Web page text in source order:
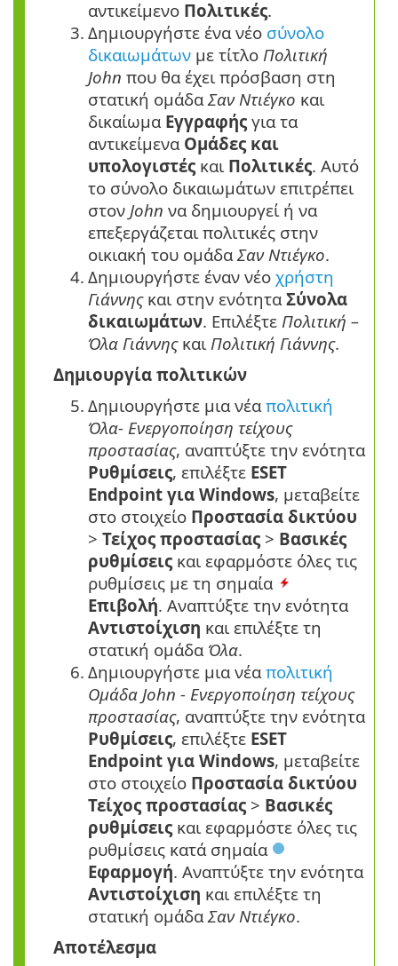
αντικείμενο Πολιτικές.
3. Δημιουργήστε ένα νέο σύνολο
δικαιωμάτων με τίτλο Πολιτική
John που θα έχει πρόσβαση στη
στατική ομάδαΣαν Ντιέγκο και
δικαίωμα Εγγραφής για τα
αντικείμενα Ομάδες και
υπολογιστές και Πολιτικές. Αυτό
το σύνολο δικαιωμάτων επιτρέπει
στον John να δημιουργεί ή να
επεξεργάζεται πολιτικές στην
οικιακή του ομάδαΣαν Ντιέγκο.
4. Δημιουργήστε έναν νέο χρήστη
Γιάννηςκαι στην ενότηταΣύνολα
δικαιωμάτων. Επιλέξτε Πολιτική –
Όλα Γιάννηςκαι Πολιτική Γιάννης.
Δημιουργία πολιτικών
5. Δημιουργήστε μια νέαπολιτική
Όλα- Ενεργοποίηση τείχους
προστασίας, αναπτύξτε την ενότητα
Ρυθμίσεις, επιλέξτε ESET
Endpoint για Windows, μεταβείτε
στο στοιχείο Προστασία δικτύου
> Τείχος προστασίας > Βασικές
ρυθμίσεις και εφαρμόστε όλες τις
ρυθμίσεις με τη σημαία
Επιβολή. Αναπτύξτε την ενότητα
Αντιστοίχιση και επιλέξτε τη
στατική ομάδαΌλα.
6. Δημιουργήστε μια νέαπολιτική
Ομάδα John - Ενεργοποίηση τείχους
προστασίας, αναπτύξτε την ενότητα
Ρυθμίσεις, επιλέξτε ESET
Endpoint για Windows, μεταβείτε
στο στοιχείο Προστασία δικτύου
Τείχος προστασίας > Βασικές
ρυθμίσεις και εφαρμόστε όλες τις
ρυθμίσεις κατά σημαία
Εφαρμογή. Αναπτύξτε την ενότητα
Αντιστοίχιση και επιλέξτε τη
στατική ομάδαΣαν Ντιέγκο.
Αποτέλεσμα